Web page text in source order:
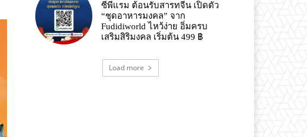
ซีพีแรม ต้อนรับสารทจีน เปิดตัว
“ชุดอาหารมงคล” จาก
Fudidiworld ไหว้ง่าย อิ่มครบ
เสริมสิริมงคล เริ่มต้น 499 ฿
Load more